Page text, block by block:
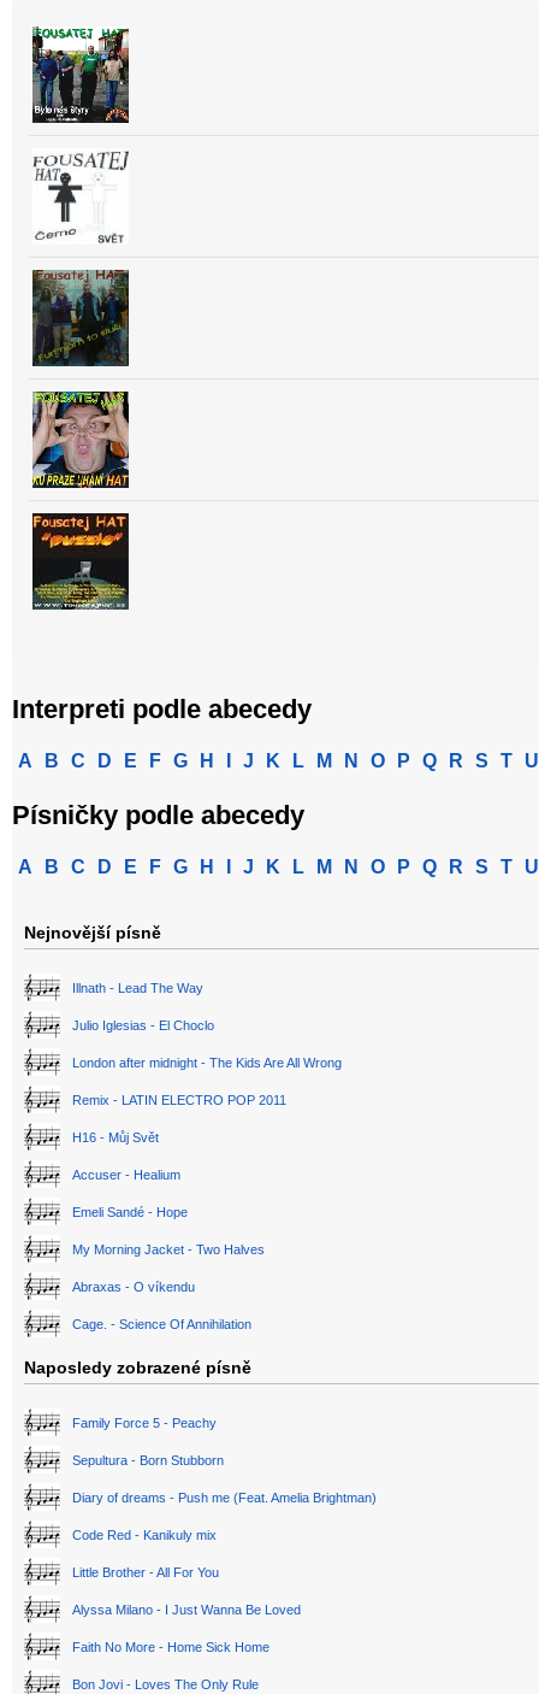
Interpreti podle abecedy
A B C D E F G H J K L M N O P Q R S T U
Písničky podle abecedy
A B C D E F G H J K L M N O P Q R S T U
Nejnovější písně
Illnath - Lead The Way
Julio Iglesias - El Choclo
London after midnight - The Kids Are All Wrong
Remix - LATIN ELECTRO POP 2011
H16 - Můj Svět
Accuser - Healium
Emeli Sandé - Hope
My Morning Jacket - Two Halves
Abraxas - O víkendu
Cage. - Science Of Annihilation
Naposledy zobrazené písně
Family Force 5 - Peachy
Sepultura - Born Stubborn
Diary of dreams - Push me (Feat. Amelia Brightman)
Code Red - Kanikuly mix
Little Brother - All For You
Alyssa Milano - I Just Wanna Be Loved
Faith No More - Home Sick Home
Bon Jovi - Loves The Only Rule